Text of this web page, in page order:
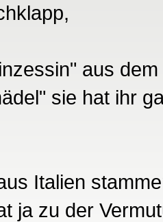
aus
sie hat ihr
Italien
ja zu der